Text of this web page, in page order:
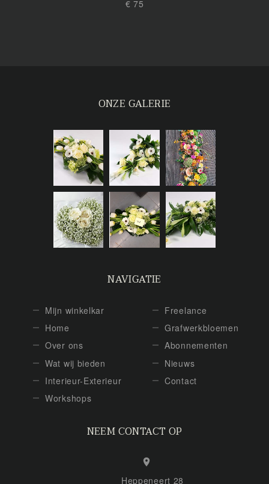
€ 75
ONZE GALERIE
NAVIGATIE
Mijn winkelkar
Home
Over ons
Wat wij bieden
Interieur-Exterieur
Workshops
Freelance
Grafwerkbloemen
Abonnementen
Nieuws
Contact
NEEM CONTACT OP
Heppeneert 28